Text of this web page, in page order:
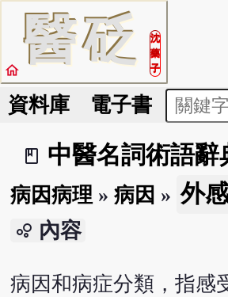
醫砭
沈
藥
子
home
資料庫 電子書
book_2
中醫名詞術語辭
病因病理 » 病因 » 外
bubble_chart 內容
病因和病症分類，指感